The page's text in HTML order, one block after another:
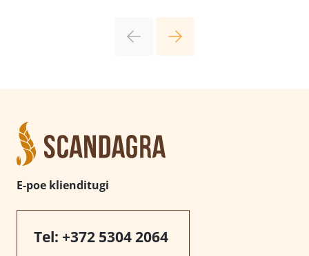
E-poe klienditugi
Tel: +372 5304 2064